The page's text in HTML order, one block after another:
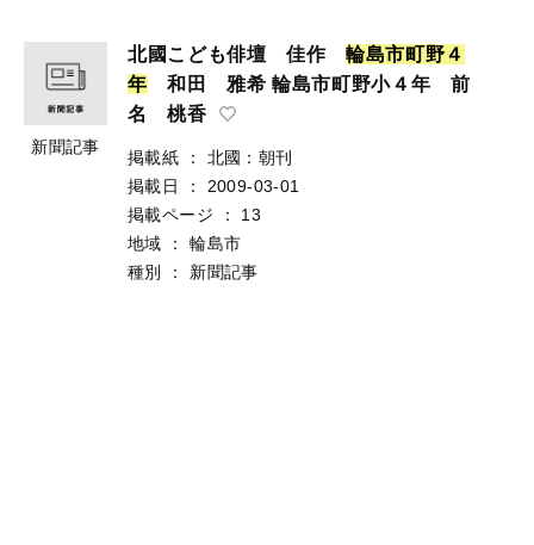
新聞記事
北國こども俳壇 佳作輪島市町野４
年 和田 雅希 輪島市町野小４年 前
名 桃香
掲載紙 ：
北國：朝刊
掲載日
：
2009-03-01
掲載ページ
：
13
地域
：
輪島市
種別
： 新聞記事